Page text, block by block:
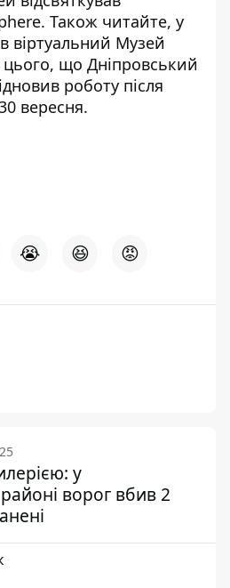
. Також читайте, у
віртуальний Музей
цього, що Дніпровський
роботу після
вересня.
😭 😆 😡
у
ворог вбив 2